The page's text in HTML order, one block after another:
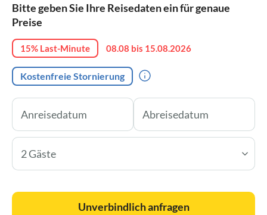
Bitte geben Sie Ihre Reisedaten ein für genaue
Preise
15% Last-Minute 08.08 bis 15.08.2026
Kostenfreie Stornierung
2 Gäste
Unverbindlich anfragen